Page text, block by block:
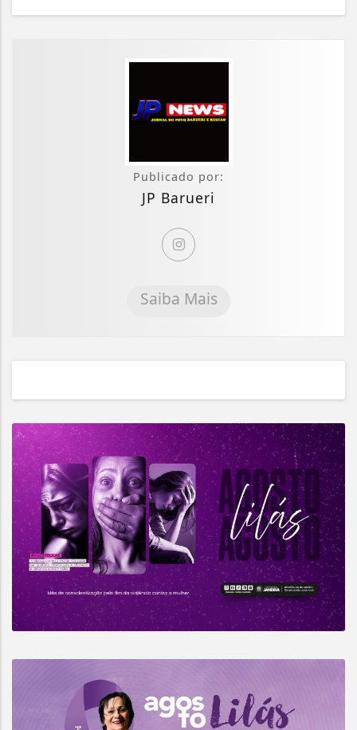
Publicado por:
JP Barueri
Saiba Mais